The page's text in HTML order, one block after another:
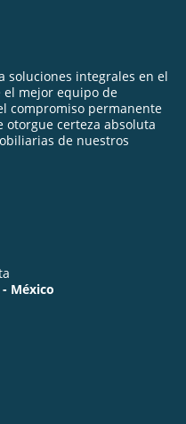
soluciones integrales en el
mejor equipo de
compromiso permanente
otorgue certeza absoluta
de nuestros
México